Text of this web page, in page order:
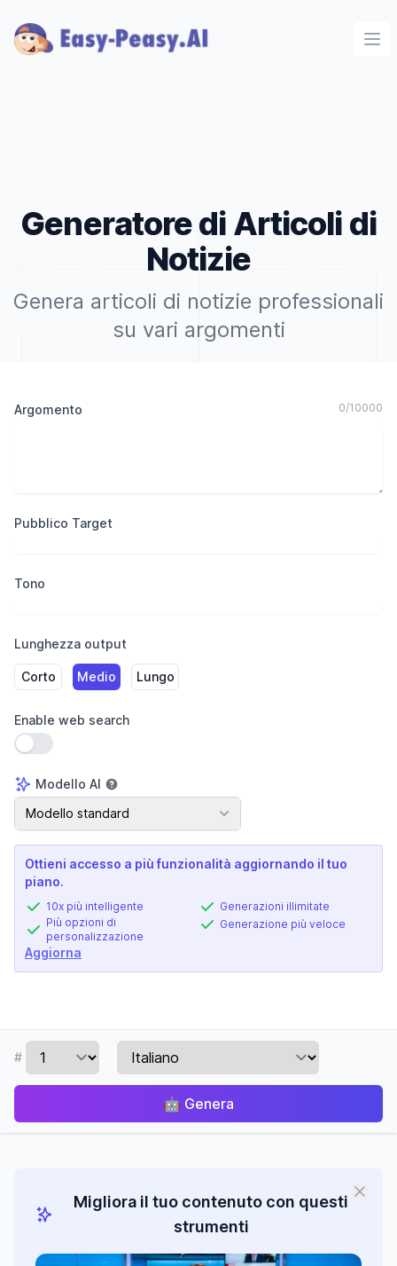
Generatore di Articoli di
Notizie
Genera articoli di notizie professionali
su vari argomenti
Argomento 0/10000
Pubblico Target
Tono
Lunghezza output
Corto Medio Lungo
Enable web search
Usa impostazione
Modello AI
Modello AI
Modello standard
Ottieni accesso a più funzionalità aggiornando il tuo
piano.
10x più intelligente
Più opzioni di
personalizzazione
Generazioni illimitate
Generazione più veloce
Aggiorna
#
🤖 Genera
Migliora il tuo contenuto con questi
strumenti